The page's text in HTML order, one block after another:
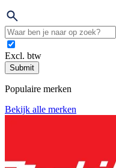
Excl. btw
Submit
Populaire merken
Bekijk alle merken